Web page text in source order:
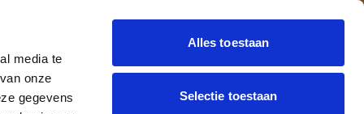
media te
onze
gegevens
Alles toestaan
Selectie toestaan
BALLON DECORATIE
BEDRUKKEN
aanvragen